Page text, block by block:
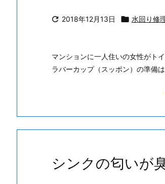
 2018年12月13日  水回り修
マンションに一人住いの女性がト
ラバーカップ（スッポン）の準備は
シンクの匂いが